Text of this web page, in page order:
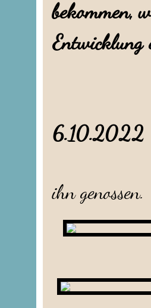
bekommen,
Entwicklung
ihn genossen.